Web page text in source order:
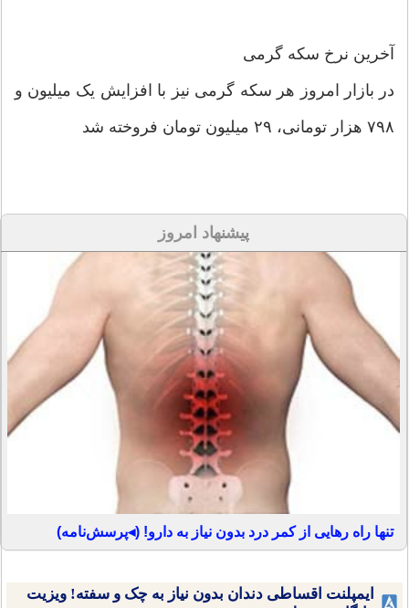
آخرین نرخ سکه گرمی
در بازار امروز هر سکه گرمی نیز با افزایش یک میلیون و
۷۹۸ هزار تومانی، ۲۹ میلیون تومان فروخته شد
پیشنهاد امروز
تنها راه رهایی از کمر درد بدون نیاز به دارو! (◂پرسش‌نامه)
ایمپلنت اقساطی دندان بدون نیاز به چک و سفته! ویزیت